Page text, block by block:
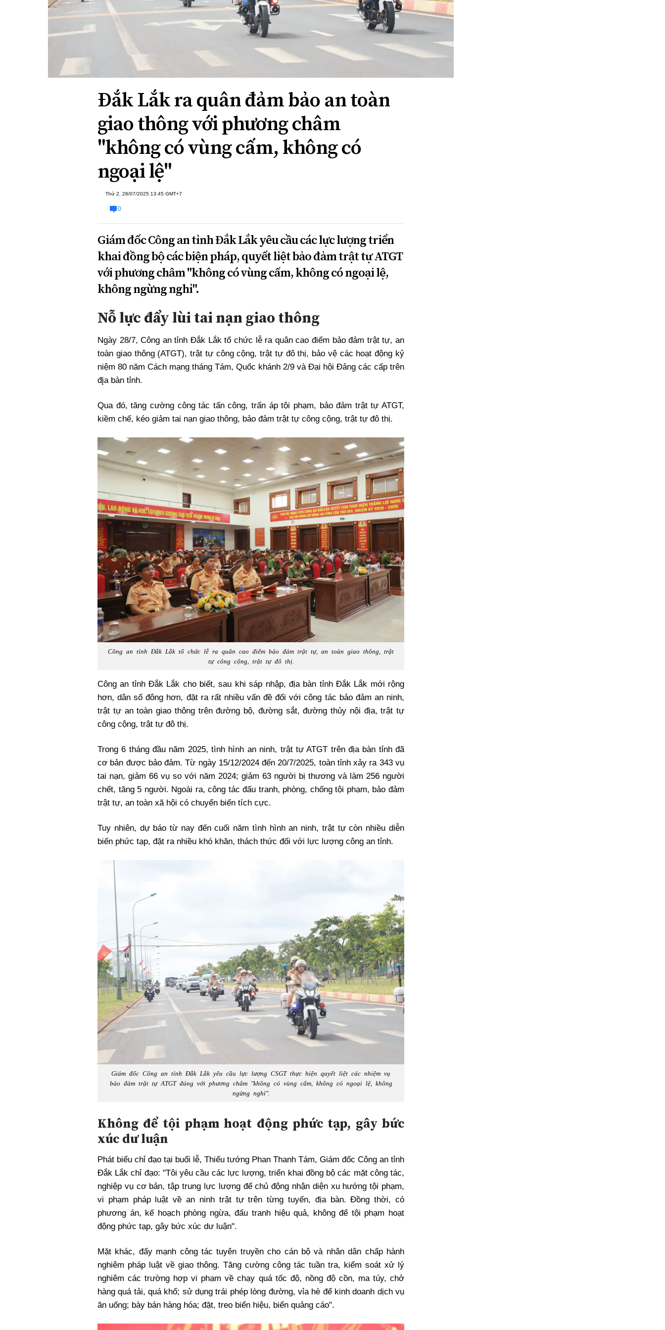
Xi nhan Trái Phải
Bạn đọc viết
Đắk Lắk ra quân đảm bảo an toàn
giao thông với phương châm
"không có vùng cấm, không có
ngoại lệ"
Thứ 2, 28/07/2025 13:45 GMT+7
0
Giám đốc Công an tỉnh Đắk Lắk yêu cầu các lực lượng triển
khai đồng bộ các biện pháp, quyết liệt bảo đảm trật tự ATGT
với phương châm "không có vùng cấm, không có ngoại lệ,
không ngừng nghỉ".
Nỗ lực đẩy lùi tai nạn giao thông
Ngày 28/7, Công an tỉnh Đắk Lắk tổ chức lễ ra quân cao điểm bảo đảm trật tự, an
toàn giao thông (ATGT), trật tự công cộng, trật tự đô thị, bảo vệ các hoạt động kỷ
niệm 80 năm Cách mạng tháng Tám, Quốc khánh 2/9 và Đại hội Đảng các cấp trên
đįa bàn tỉnh.
Qua đó, tăng cường công tác tấn công, trấn áp tội phạm, bảo đảm trật tự ATGT,
kiềm chế, kéo giảm tai nạn giao thông, bảo đảm trật tự công cộng, trật tự đô thị.
Công an tỉnh Đắk Lắk tổ chức lễ ra quân cao điểm bảo đảm trật tự, an toàn giao thông, trật
tự công cộng, trật tự đô thị.
Công an tỉnh Đắk Lắk cho biết, sau khi sáp nhập, địa bàn tỉnh Đắk Lắk mới rộng
hơn, dân số đông hơn, đặt ra rất nhiều vấn đề đối với công tác bảo đảm an ninh,
trật tự an toàn giao thông trên đường bộ, đường sắt, đường thủy nội địa, trật tự
công cộng, trật tự đô thị.
Trong 6 tháng đầu năm 2025, tình hình an ninh, trật tự ATGT trên địa bàn tỉnh đã
cơ bản được bảo đảm. Từ ngày 15/12/2024 đến 20/7/2025, toàn tỉnh xảy ra 343 vụ
tai nạn, giảm 66 vụ so với năm 2024; giảm 63 người bị thương và làm 256 người
chết, tăng 5 người. Ngoài ra, công tác đấu tranh, phòng, chống tội phạm, bảo đảm
trật tự, an toàn xã hội có chuyển biến tích cực.
Tuy nhiên, dự báo từ nay đến cuối năm tình hình an ninh, trật tự còn nhiều diễn
biến phức tạp, đặt ra nhiều khó khăn, thách thức đối với lực lượng công an tỉnh.
Giám đốc Công an tỉnh Đắk Lắk yêu cầu lực lượng CSGT thực hiện quyết liệt các nhiệm vụ
bảo đảm trật tự ATGT đúng với phương châm "không có vùng cấm, không có ngoại lệ, không
ngừng nghỉ".
Không để tội phạm hoạt động phức tạp, gây bức
xúc dư luận
Phát biểu chỉ đạo tại buổi lễ, Thiếu tướng Phan Thanh Tám, Giám đốc Công an tỉnh
Đắk Lắk chỉ đạo: "Tôi yêu cầu các lực lượng, triển khai đồng bộ các mặt công tác,
nghiệp vụ cơ bản, tập trung lực lượng để chủ động nhận diện xu hướng tội phạm,
vi phạm pháp luật về an ninh trật tự trên từng tuyến, địa bàn. Đồng thời, có
phương án, kế hoạch phòng ngừa, đấu tranh hiệu quả, không để tội phạm hoạt
động phức tạp, gây bức xúc dư luận".
Mặt khác, đẩy mạnh công tác tuyên truyền cho cán bộ và nhân dân chấp hành
nghiêm pháp luật về giao thông. Tăng cường công tác tuần tra, kiểm soát xử lý
nghiêm các trường hợp vi phạm về chạy quá tốc độ, nồng độ cồn, ma túy, chở
hàng quá tải, quá khổ; sử dụng trái phép lòng đường, vỉa hè để kinh doanh dịch vụ
ăn uống; bày bán hàng hóa; đặt, treo biển hiệu, biển quảng cáo".